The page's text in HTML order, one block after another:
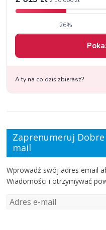
Zaprenumeruj
mail
Wprowadź swój adres email
Wiadomości i otrzymywać